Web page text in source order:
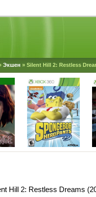
Экшен » Silent Hill 2: Restless
Hill 2: Restless Dreams